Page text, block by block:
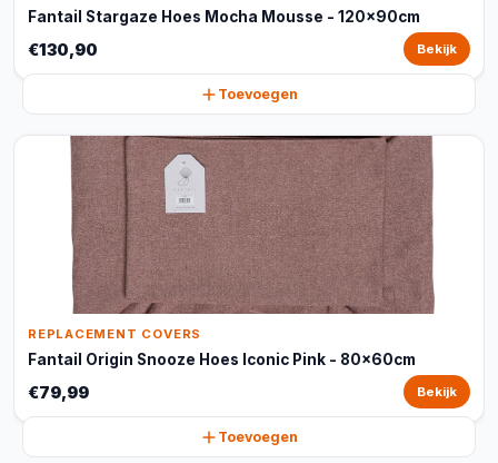
Fantail Stargaze Hoes Mocha Mousse - 120x90cm
€130,90 Bekijk
Toevoegen
REPLACEMENT COVERS
Fantail Origin Snooze Hoes Iconic Pink - 80x60cm
€79,99 Bekijk
Toevoegen